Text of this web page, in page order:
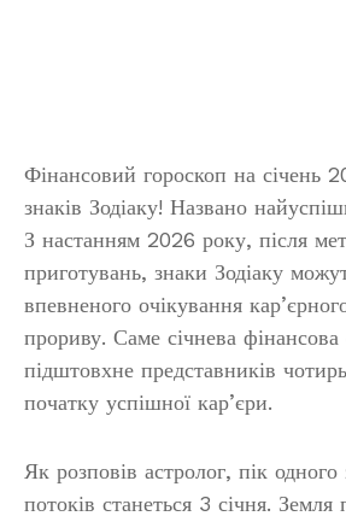
Фінансовий гороскоп на січень
знаків Зодіаку! Названо
З настанням 2026 року, після
приготувань, знаки Зодіаку
впевненого очікування
прориву. Саме січнева фінансова
підштовхне представників
початку успішної кар’єри.
Як розповів астролог, пік
потоків станеться 3 січня. Земля